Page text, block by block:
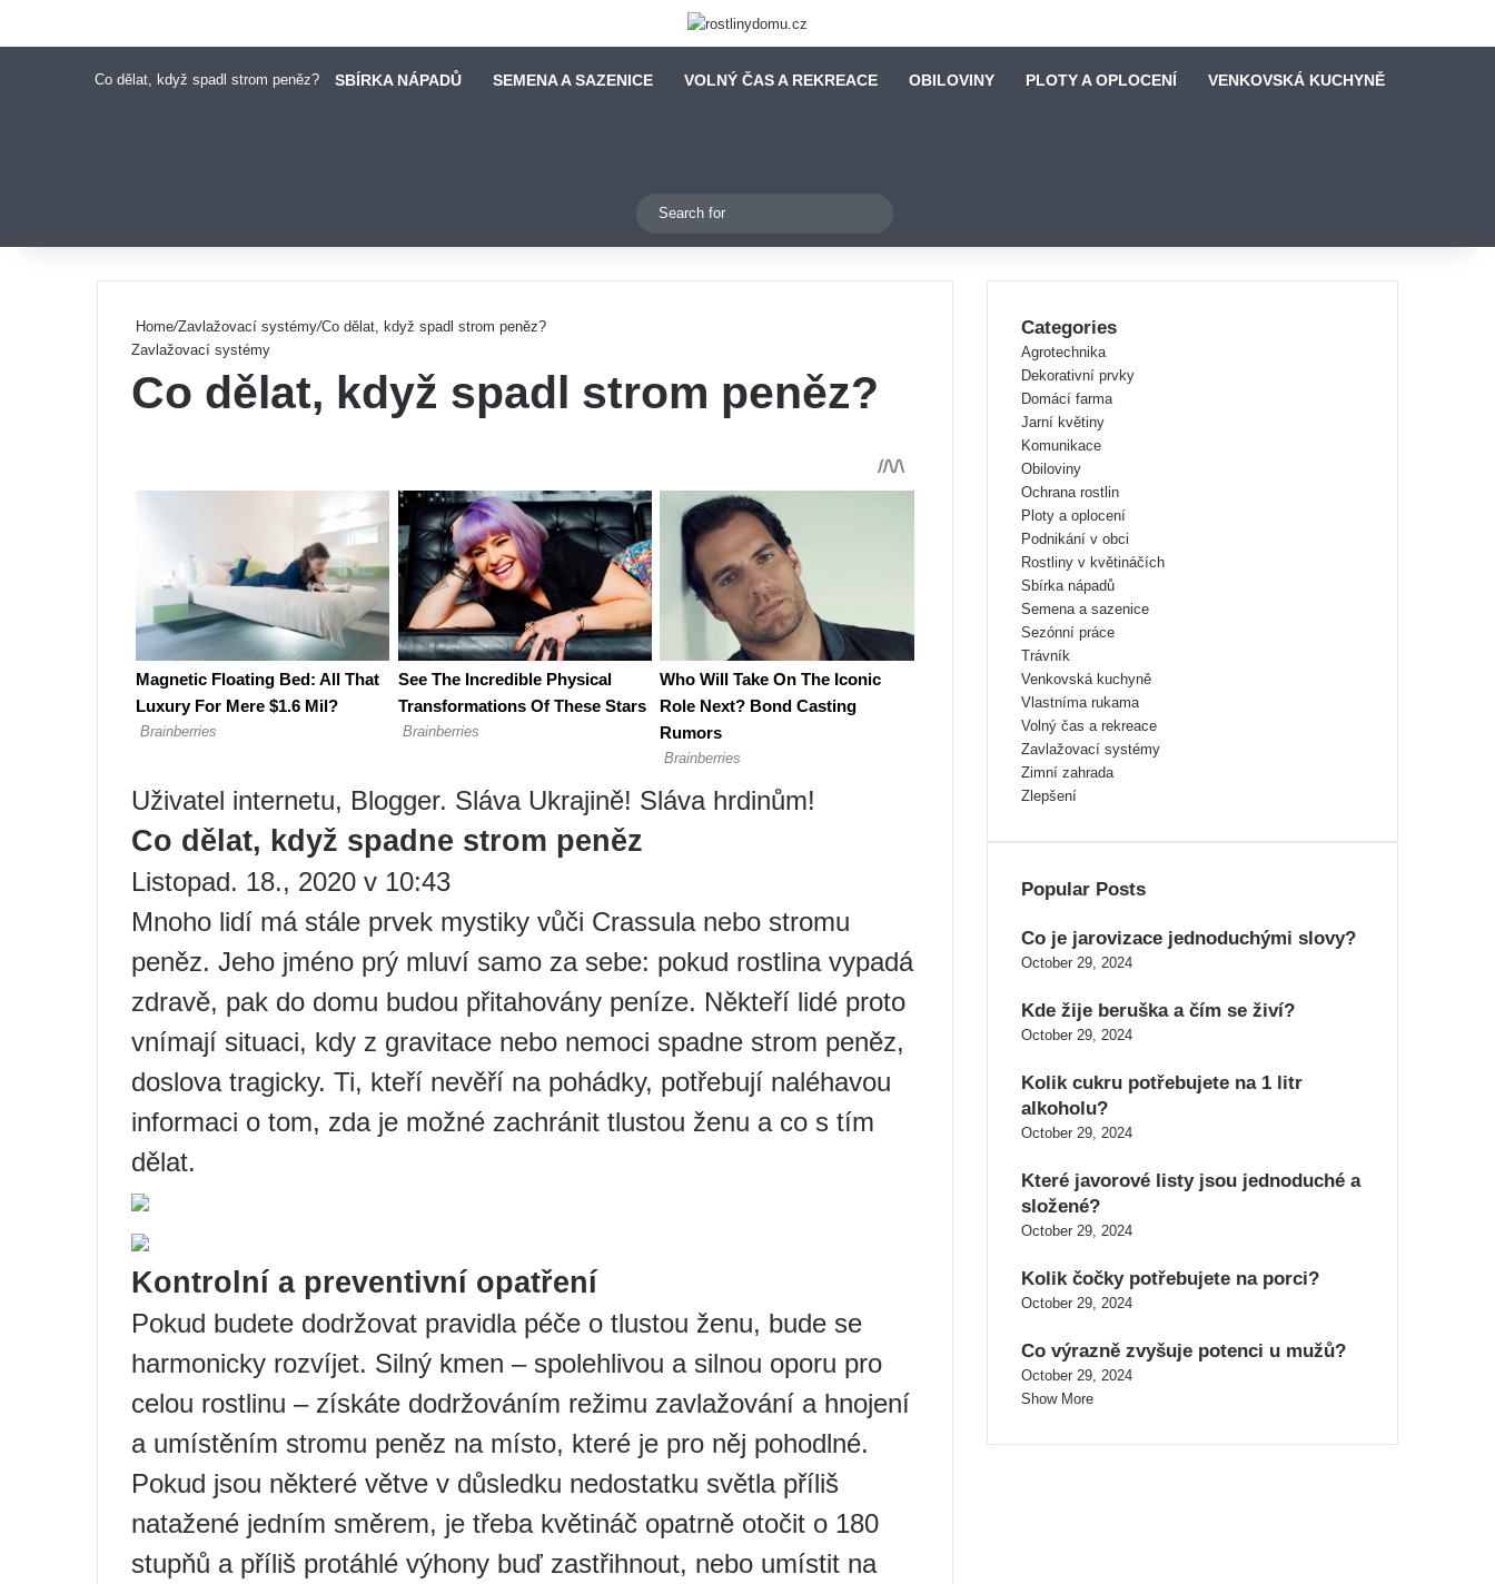
Co dělat, když spadl strom peněz? SBÍRKA NÁPADŮ SEMENA A SAZENICE VOLNÝ ČAS A REKREACE OBILOVINY PLOTY A OPLOCENÍ VENKOVSKÁ KUCHYNĚ
Switch skin
for
Home/Zavlažovací systémy/Co dělat, když spadl strom peněz?
Zavlažovací systémy
Co dělat, když spadl strom peněz?
Uživatel internetu, Blogger. Sláva Ukrajině! Sláva hrdinům!
Co dělat, když spadne strom peněz
Listopad. 18., 2020 v 10:43
Mnoho lidí má stále prvek mystiky vůči Crassula nebo stromu
peněz. Jeho jméno prý mluví samo za sebe: pokud rostlina vypadá
zdravě, pak do domu budou přitahovány peníze. Někteří lidé proto
vnímají situaci, kdy z gravitace nebo nemoci spadne strom peněz,
doslova tragicky. Ti, kteří nevěří na pohádky, potřebují naléhavou
informaci o tom, zda je možné zachránit tlustou ženu a co s tím
dělat.
Kontrolní a preventivní opatření
Pokud budete dodržovat pravidla péče o tlustou ženu, bude se
harmonicky rozvíjet. Silný kmen – spolehlivou a silnou oporu pro
celou rostlinu – získáte dodržováním režimu zavlažování a hnojení
a umístěním stromu peněz na místo, které je pro něj pohodlné.
Pokud jsou některé větve v důsledku nedostatku světla příliš
natažené jedním směrem, je třeba květináč opatrně otočit o 180
stupňů a příliš protáhlé výhony buď zastřihnout, nebo umístit na
Categories
Agrotechnika
Dekorativní prvky
Domácí farma
Jarní květiny
Komunikace
Obiloviny
Ochrana rostlin
Ploty a oplocení
Podnikání v obci
Rostliny v květináčích
Sbírka nápadů
Semena a sazenice
Sezónní práce
Trávník
Venkovská kuchyně
Vlastníma rukama
Volný čas a rekreace
Zavlažovací systémy
Zimní zahrada
Zlepšení
Popular Posts
Co je jarovizace jednoduchými slovy?
October 29, 2024
Kde žije beruška a čím se živí?
October 29, 2024
Kolik cukru potřebujete na 1 litr
alkoholu?
October 29, 2024
Které javorové listy jsou jednoduché a
složené?
October 29, 2024
Kolik čočky potřebujete na porci?
October 29, 2024
Co výrazně zvyšuje potenci u mužů?
October 29, 2024
Show More